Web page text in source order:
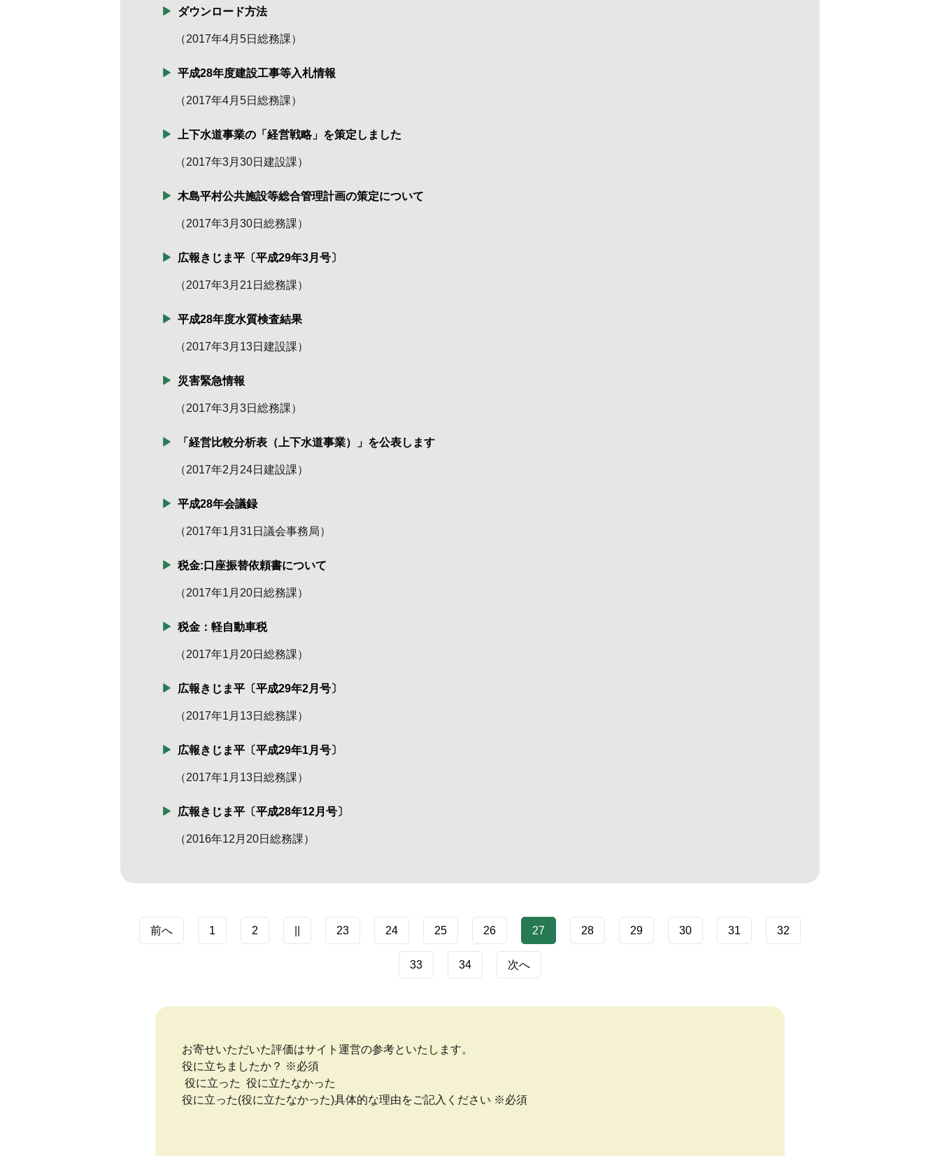
ダウンロード方法
（2017年4月5日 総務課）
平成28年度建設工事等入札情報
（2017年4月5日 総務課）
上下水道事業の「経営戦略」を策定しました
（2017年3月30日 建設課）
木島平村公共施設等総合管理計画の策定について
（2017年3月30日 総務課）
広報きじま平〔平成29年3月号〕
（2017年3月21日 総務課）
平成28年度水質検査結果
（2017年3月13日 建設課）
災害緊急情報
（2017年3月3日 総務課）
「経営比較分析表（上下水道事業）」を公表します
（2017年2月24日 建設課）
平成28年会議録
（2017年1月31日 議会事務局）
税金:口座振替依頼書について
（2017年1月20日 総務課）
税金：軽自動車税
（2017年1月20日 総務課）
広報きじま平〔平成29年2月号〕
（2017年1月13日 総務課）
広報きじま平〔平成29年1月号〕
（2017年1月13日 総務課）
広報きじま平〔平成28年12月号〕
（2016年12月20日 総務課）
前へ 1 2 23 24 25 26 27 28 29 30 31 32
33 34 次へ